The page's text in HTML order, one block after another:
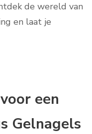
de wereld van
en laat je
een
Gelnagels